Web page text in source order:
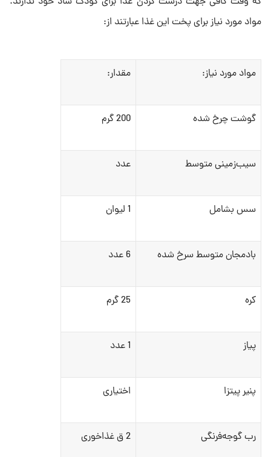
مواد مورد نیاز برای پخت این غذا عبارتند از:
مواد مورد نیاز: مقدار:
گوشت چرخ شده 200 گرم
سیب‌زمینی متوسط عدد
سس بشامل 1 لیوان
بادمجان متوسط سرخ شده 6 عدد
کره 25 گرم
پیاز 1 عدد
پنیر پیتزا اختیاری
رب گوجه‌فرنگی 2 ق غذاخوری